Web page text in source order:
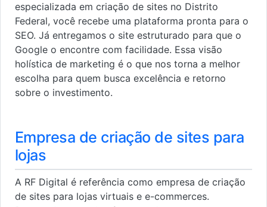
especializada em criação de sites no Distrito
Federal, você recebe uma plataforma pronta para o
SEO. Já entregamos o site estruturado para que o
Google o encontre com facilidade. Essa visão
holística de marketing é o que nos torna a melhor
escolha para quem busca excelência e retorno
sobre o investimento.
Empresa de criação de sites para
lojas
A RF Digital é referência como empresa de criação
de sites para lojas virtuais e e-commerces.